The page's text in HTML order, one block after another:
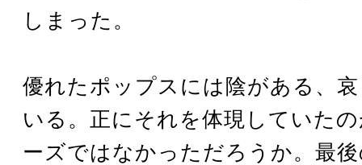
しまった。
優れたポップスには陰がある、
いる。正にそれを体現していた
ーズではなかっただろうか。最